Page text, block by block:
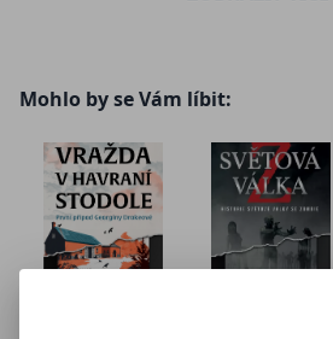
vtiskla do svého detektivního debutu
Mohlo by se Vám líbit: